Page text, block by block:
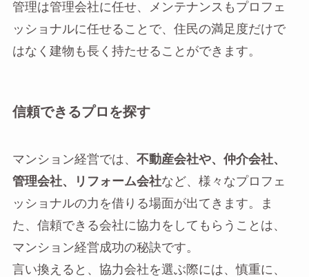
管理は管理会社に任せ、メンテナンスもプロフェ
ッショナルに任せることで、住民の満足度だけで
はなく建物も長く持たせることができます。
信頼できるプロを探す
マンション経営では、 不動産会社や、仲介会社、
管理会社、リフォーム会社など、様々なプロフェ
ッショナルの力を借りる場面が出てきます。ま
た、信頼できる会社に協力をしてもらうことは、
マンション経営成功の秘訣です。
言い換えると、協力会社を選ぶ際には、慎重に、